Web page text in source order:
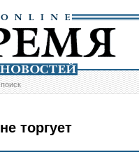
поиск
торгует